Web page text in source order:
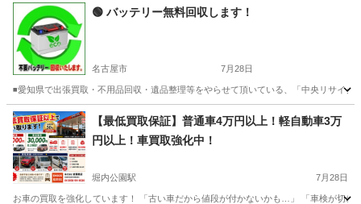
愛知 一宮市 不用品回収 廃車
🟢 バッテリー無料回収します！
名古屋市 7月28日
◾️愛知県で出張買取・不用品回収・遺品整理等をやらせて頂いている、「中央リサイ
愛知 名古屋市 不用品回収 無料
【最低買取保証】普通車4万円以上！軽自動車3万
円以上！車買取強化中！
堀内公園駅 7月28日
お車の買取を強化しています！ 「古い車だから値段が付かないかも…」 「車検が切